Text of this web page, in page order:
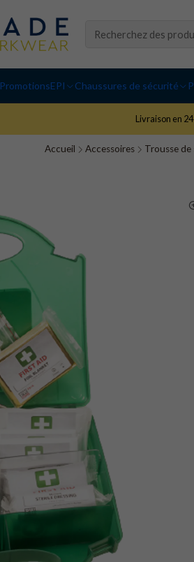
PromotionsEPI Chaussures de sécurité
Livraison en
Accueil Accessoires Trousse de